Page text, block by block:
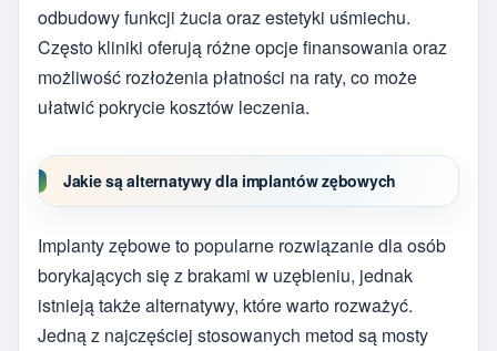
odbudowy funkcji żucia oraz estetyki uśmiechu.
Często kliniki oferują różne opcje finansowania oraz
możliwość rozłożenia płatności na raty, co może
ułatwić pokrycie kosztów leczenia.
Jakie są alternatywy dla implantów zębowych
Implanty zębowe to popularne rozwiązanie dla osób
borykających się z brakami w uzębieniu, jednak
istnieją także alternatywy, które warto rozważyć.
Jedną z najczęściej stosowanych metod są mosty